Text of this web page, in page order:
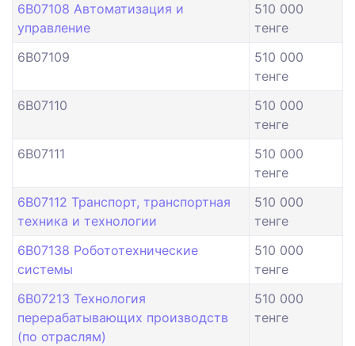
6B07108 Автоматизация и
управление
510 000
тенге
6B07109
510 000
тенге
6B07110
510 000
тенге
6B07111
510 000
тенге
6B07112 Транспорт, транспортная
техника и технологии
510 000
тенге
6B07138 Робототехнические
системы
510 000
тенге
6B07213 Технология
перерабатывающих производств
(по отраслям)
510 000
тенге